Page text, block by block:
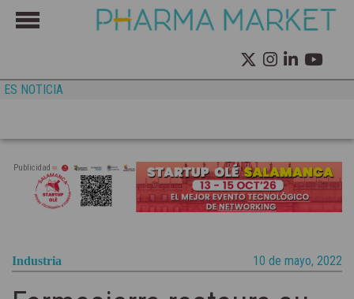
ES NOTICIA
Publicidad
Industria 10 de mayo, 2022